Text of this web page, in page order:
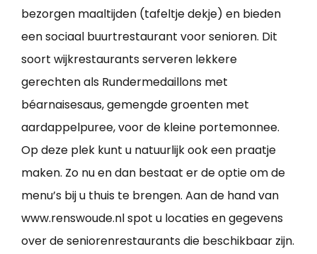
bezorgen maaltijden (tafeltje dekje) en bieden
een sociaal buurtrestaurant voor senioren. Dit
soort wijkrestaurants serveren lekkere
gerechten als Rundermedaillons met
béarnaisesaus, gemengde groenten met
aardappelpuree, voor de kleine portemonnee.
Op deze plek kunt u natuurlijk ook een praatje
maken. Zo nu en dan bestaat er de optie om de
menu’s bij u thuis te brengen. Aan de hand van
www.renswoude.nl spot u locaties en gegevens
over de seniorenrestaurants die beschikbaar zijn.